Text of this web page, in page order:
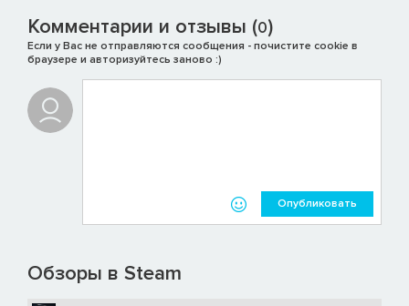
Комментарии и отзывы (0)
Если у Вас не отправляются сообщения - почистите cookie в
браузере и авторизуйтесь заново :)
Опубликовать
Обзоры в Steam